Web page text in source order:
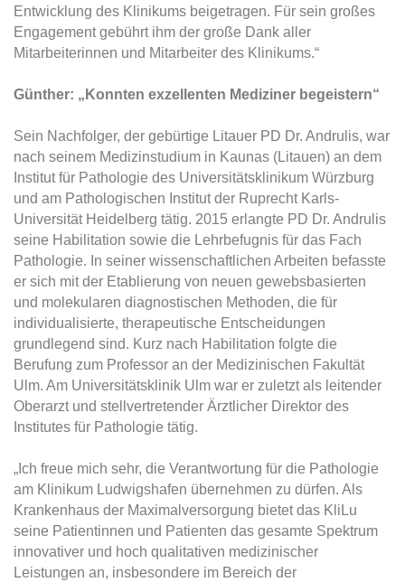
Entwicklung des Klinikums beigetragen. Für sein großes
Engagement gebührt ihm der große Dank aller
Mitarbeiterinnen und Mitarbeiter des Klinikums.“
Günther: „Konnten exzellenten Mediziner begeistern“
Sein Nachfolger, der gebürtige Litauer PD Dr. Andrulis, war
nach seinem Medizinstudium in Kaunas (Litauen) an dem
Institut für Pathologie des Universitätsklinikum Würzburg
und am Pathologischen Institut der Ruprecht Karls-
Universität Heidelberg tätig. 2015 erlangte PD Dr. Andrulis
seine Habilitation sowie die Lehrbefugnis für das Fach
Pathologie. In seiner wissenschaftlichen Arbeiten befasste
er sich mit der Etablierung von neuen gewebsbasierten
und molekularen diagnostischen Methoden, die für
individualisierte, therapeutische Entscheidungen
grundlegend sind. Kurz nach Habilitation folgte die
Berufung zum Professor an der Medizinischen Fakultät
Ulm. Am Universitätsklinik Ulm war er zuletzt als leitender
Oberarzt und stellvertretender Ärztlicher Direktor des
Institutes für Pathologie tätig.
„Ich freue mich sehr, die Verantwortung für die Pathologie
am Klinikum Ludwigshafen übernehmen zu dürfen. Als
Krankenhaus der Maximalversorgung bietet das KliLu
seine Patientinnen und Patienten das gesamte Spektrum
innovativer und hoch qualitativen medizinischer
Leistungen an, insbesondere im Bereich der